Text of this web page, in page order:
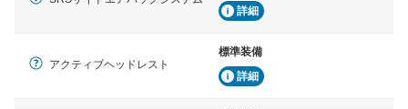
詳細
アクティブヘッドレスト
標準装備
詳細